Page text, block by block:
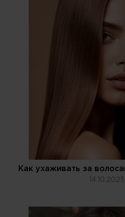
Как ухаживать за
14.10.2025